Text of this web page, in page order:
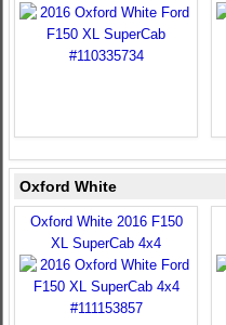
Oxford White
Oxford White 2016 F150
XL SuperCab 4x4